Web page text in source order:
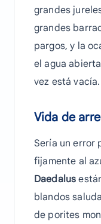
grandes
grandes
pargos, y la
el agua
vez está vacía.
Vida de
Sería un error
fijamente al
Daedalus
blandos
de porites